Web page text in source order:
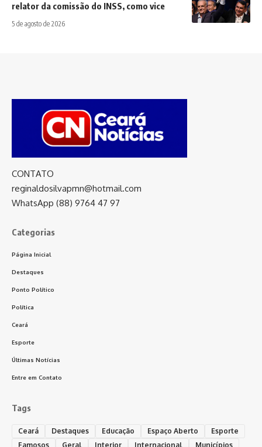
relator da comissão do INSS, como vice
5 de agosto de 2026
CONTATO
reginaldosilvapmn@hotmail.com
WhatsApp (88) 9764 47 97
Categorias
Página Inicial
Destaques
Ponto Político
Política
Ceará
Esporte
Últimas Notícias
Entre em Contato
Tags
Ceará Destaques Educação Espaço Aberto
Esporte
Famosos
Geral Interior Internacional Municípios